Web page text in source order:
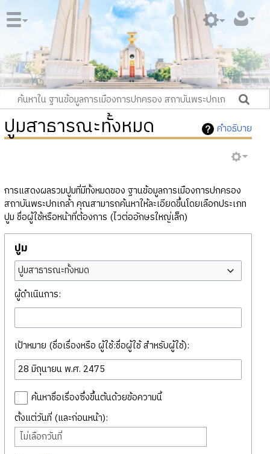
คำอธิบาย
ปูมสาธารณะทั้งหมด
การแสดงผลรวมปูมที่มีทั้งหมดของ ฐานข้อมูลการเมืองการปกครอง
สถาบันพระปกเกล้า คุณสามารถค้นหาให้ละเอียดขึ้นโดยเลือกประเภท
ปูม ชื่อผู้ใช้หรือหน้าที่ต้องการ (ไวต่ออักษรใหญ่เล็ก)
ปูม
ปูมสาธารณะทั้งหมด
ผู้ดำเนินการ:
เป้าหมาย (ชื่อเรื่องหรือ ผู้ใช้:ชื่อผู้ใช้ สำหรับผู้ใช้):
ค้นหาชื่อเรื่องซึ่งขึ้นต้นด้วยข้อความนี้
ตั้งแต่วันที่ (และก่อนหน้า):
ไม่เลือกวันที่